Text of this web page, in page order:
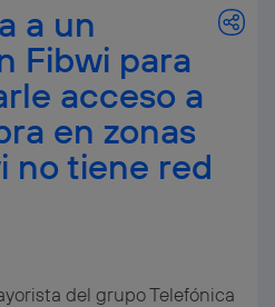
a un
Fibwi para
acceso a
en zonas
no tiene red
del grupo Telefónica